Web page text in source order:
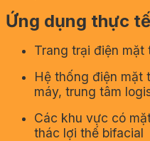
Ứng dụng thực tế
Trang trại điện mặt
Hệ thống điện mặt
máy, trung tâm
Các khu vực có
thác lợi thế bifacial